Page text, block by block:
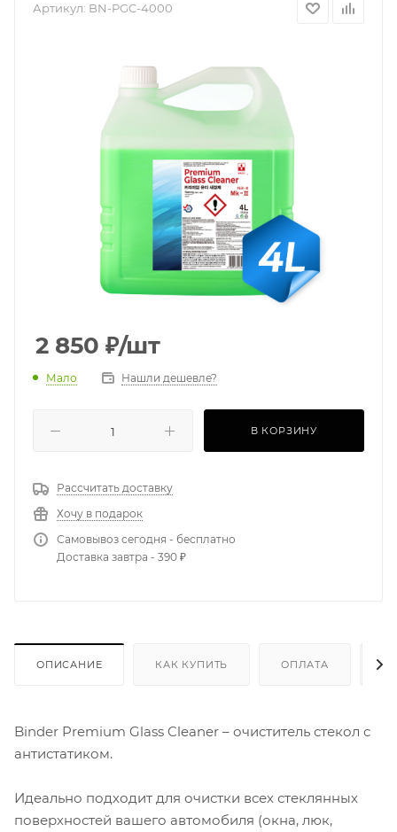
Артикул: BN-PGC-4000
2 850 ₽/шт
Мало Нашли дешевле?
В КОРЗИНУ
Рассчитать доставку
Хочу в подарок
Самовывоз сегодня - бесплатно
Доставка завтра - 390 ₽
ОПИСАНИЕ КАК КУПИТЬ ОПЛАТА
Binder Premium Glass Cleaner – очиститель стекол с
антистатиком.
Идеально подходит для очистки всех стеклянных
поверхностей вашего автомобиля (окна, люк,